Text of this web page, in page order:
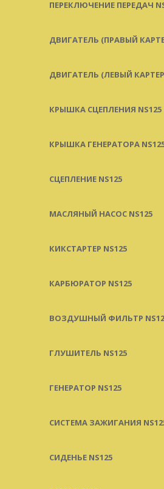
ПЕРЕКЛЮЧЕНИЕ ПЕРЕДАЧ
ДВИГАТЕЛЬ (ПРАВЫЙ
ДВИГАТЕЛЬ (ЛЕВЫЙ
КРЫШКА СЦЕПЛЕНИЯ NS125
КРЫШКА ГЕНЕРАТОРА
СЦЕПЛЕНИЕ NS125
МАСЛЯНЫЙ НАСОС NS125
КИКСТАРТЕР NS125
КАРБЮРАТОР NS125
ВОЗДУШНЫЙ ФИЛЬТР
ГЛУШИТЕЛЬ NS125
ГЕНЕРАТОР NS125
СИСТЕМА ЗАЖИГАНИЯ
СИДЕНЬЕ NS125